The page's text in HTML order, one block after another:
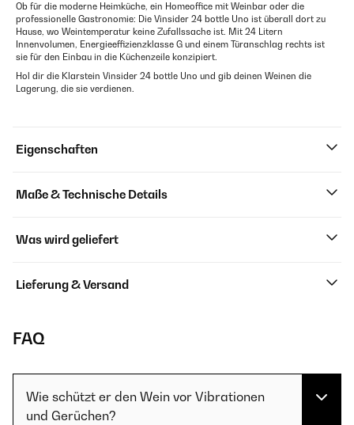
Ob für die moderne Heimküche, ein Homeoffice mit Weinbar oder die
professionelle Gastronomie: Die Vinsider 24 bottle Uno ist überall dort zu
Hause, wo Weintemperatur keine Zufallssache ist. Mit 24 Litern
Innenvolumen, Energieeffizienzklasse G und einem Türanschlag rechts ist
sie für den Einbau in die Küchenzeile konzipiert.
Hol dir die Klarstein Vinsider 24 bottle Uno und gib deinen Weinen die
Lagerung, die sie verdienen.
Eigenschaften
Maße & Technische Details
Was wird geliefert
Lieferung & Versand
FAQ
Wie schützt er den Wein vor Vibrationen
und Gerüchen?